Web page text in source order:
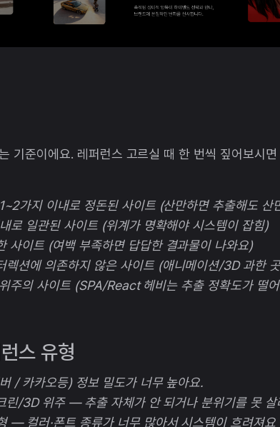
기준이에요. 레퍼런스 고르실 때 한 번씩 짚어보시면
가지 이내로 정돈된 사이트 (산만하면 추출해도 산
로 일관된 사이트 (위계가 명확해야 시스템이 잡힘)
사이트 (여백 부족하면 답답한 결과물이 나와요)
렉션에 의존하지 않은 사이트 (애니메이션/3D 과한
주의 사이트 (SPA/React 헤비는 추출 정확도가 떨
스 유형
/ 카카오등) 정보 밀도가 너무 높아요.
린/3D 위주 — 추출 자체가 안 되거나 분위기를 못 살
— 컬러·폰트 종류가 너무 많아서 시스템이 흐려져요